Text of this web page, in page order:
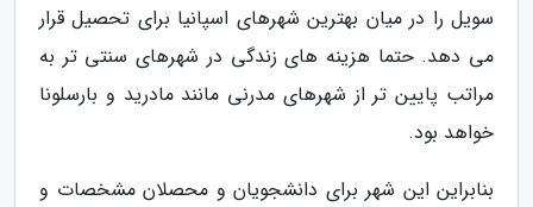
سویل را در میان بهترین شهرهای اسپانیا برای تحصیل قرار
می دهد. حتما هزینه های زندگی در شهرهای سنتی تر به
مراتب پایین تر از شهرهای مدرنی مانند مادرید و بارسلونا
خواهد بود.
بنابراین این شهر برای دانشجویان و محصلان مشخصات و